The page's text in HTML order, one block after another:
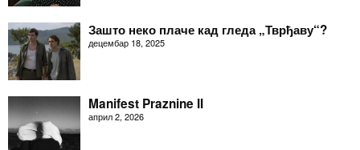
Зашто неко плаче кад гледа „Тврђаву“?
децембар 18, 2025
Manifest Praznine II
април 2, 2026